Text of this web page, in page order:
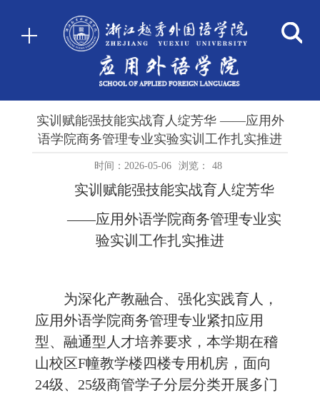
实训赋能强技能实战育人绽芳华 ——应用外
语学院商务管理专业实验实训工作扎实推进
时间：2026-05-06 浏览： 48
实训赋能强技能实战育人绽芳华
——应用外语学院商务管理专业实
验实训工作扎实推进
为深化产教融合、强化实践育人，
应用外语学院商务管理专业紧扣应用
型、融通型人才培养要求，本学期在稽
山校区F幢教学楼四楼专用机房，面向
24级、25级商管学子分层分类开展多门